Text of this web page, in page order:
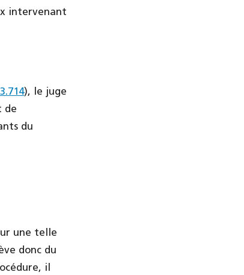
intervenant
), le juge
de
du
une telle
donc du
il